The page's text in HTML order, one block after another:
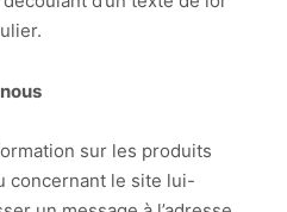
sur les produits
concernant le site lui-